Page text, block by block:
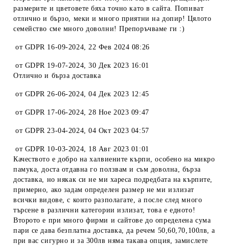
размерите и цветовете бяха точно като в сайта. Попиват
отлично и бързо, меки и много приятни на допир! Цялото
семейство сме много доволни! Препоръчваме ги :)
от GDPR 16-09-2024,22 Фев 2024 08:26
от GDPR 19-07-2024,30 Дек 2023 16:01
Отлично и бърза доставка
от GDPR 26-06-2024,04 Дек 2023 12:45
от GDPR 17-06-2024,28 Ное 2023 09:47
от GDPR 23-04-2024,04 Окт 2023 04:57
от GDPR 10-03-2024, 18 Авг 2023 01:01
Качеството е добро на халвиените кърпи, особено на микро
памука, доста отдавна го ползвам и съм доволна, бърза
доставка, но някак си не ми хареса подредбата на кърпите,
примерно, ако задам определен размер не ми излизат
всички видове, с които разполагате, а после след много
търсене в различни категории излизат, това е едното!
Второто е при много фирми и сайтове до определена сума
пари се дава безплатна доставка, да речем 50,60,70,100лв, а
при вас сигурно и за 300лв няма такава опция, замислете